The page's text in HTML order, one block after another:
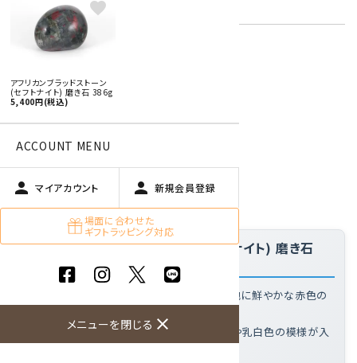
アフリカンブラッドストーン
(セフトナイト) 磨き石 386g
5,400円(税込)
favorite
ACCOUNT MENU
person マイアカウント person 新規会員登録
場面に合わせた
ギフトラッピング対応
メニューを閉じる close
この商品を友達に教える
買い物を続ける
商品説明
「アフリカンブラッドストーン (セフトナイト) 磨き石
386g」の特徴
: 深緑色の地に鮮やかな赤色の
斑点が特徴のカルセドニーの一種
この磨き石の魅力: 濃淡のある緑色に朱色や乳白色の模様が入
り、たまご形に磨かれている